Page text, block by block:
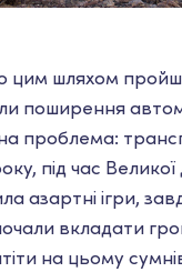
цим шляхом
поширення
проблема:
під час Великої
азартні ігри,
вкладати
на цьому